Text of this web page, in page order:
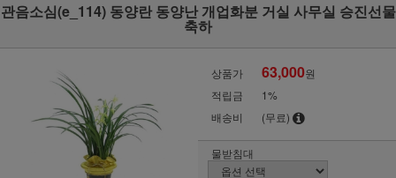
관음소심(e_114) 동양란 동양난 개업화분 거실 사무실 승진선물
축하
상품가 63,000원
적립금
1%
배송비
(무료)
물받침대